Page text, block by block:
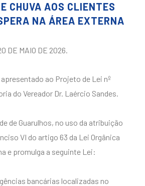
CHUVA AOS CLIENTES
NA ÁREA EXTERNA
DE MAIO DE 2026.
ao Projeto de Lei nº
do Vereador Dr. Laércio Sandes.
de Guarulhos, no uso da atribuição
VI do artigo 63 da Lei Orgânica
e promulga a seguinte Lei:
bancárias localizadas no